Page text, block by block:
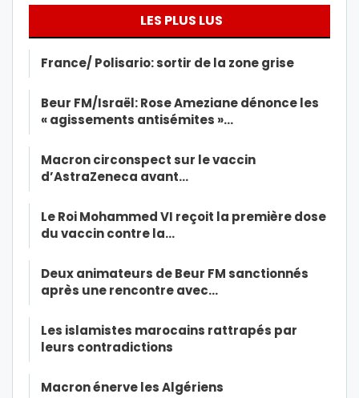
LES PLUS LUS
France/ Polisario: sortir de la zone grise
Beur FM/Israël: Rose Ameziane dénonce les
« agissements antisémites »…
Macron circonspect sur le vaccin
d’AstraZeneca avant…
Le Roi Mohammed VI reçoit la première dose
du vaccin contre la…
Deux animateurs de Beur FM sanctionnés
après une rencontre avec…
Les islamistes marocains rattrapés par
leurs contradictions
Macron énerve les Algériens